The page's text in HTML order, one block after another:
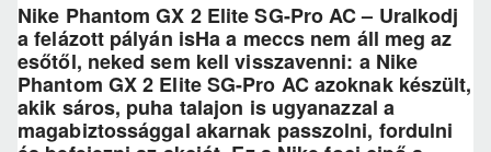
Nike Phantom GX 2 Elite SG-Pro AC – Uralkodj
a felázott pályán isHa a meccs nem áll meg az
esőtől, neked sem kell visszavenni: a Nike
Phantom GX 2 Elite SG-Pro AC azoknak készült,
akik sáros, puha talajon is ugyanazzal a
magabiztossággal akarnak passzolni, fordulni